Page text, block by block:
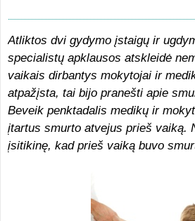
Atliktos dvi gydymo įstaigų ir
specialistų apklausos atskleidė
vaikais dirbantys mokytojai ir
atpažįsta, tai bijo pranešti apie
Beveik penktadalis medikų ir
įtartus smurto atvejus prieš vaiką.
įsitikinę, kad prieš vaiką buvo